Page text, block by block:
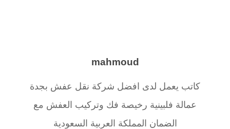
mahmoud
كاتب يعمل لدى افضل شركة نقل عفش بجدة
عمالة فلبينية رخيصة فك وتركيب العفش مع
الضمان المملكة العربية السعودية